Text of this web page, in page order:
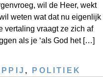
wil de Heer, wekt
weten wat dat nu eigenlijk
vertaling vraagt ze zich af
als je ‘als God het […]
, POLITIEK